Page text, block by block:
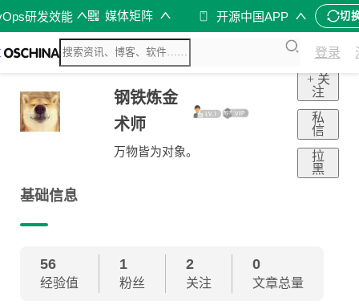
研发效能 媒体矩阵 开源中国APP 切
登录
钢铁炼金
术师
万物皆为对象。
+ 关
注
私
信
拉
黑
基础信息
56
经验值
1
粉丝
2
关注
0
文章总量